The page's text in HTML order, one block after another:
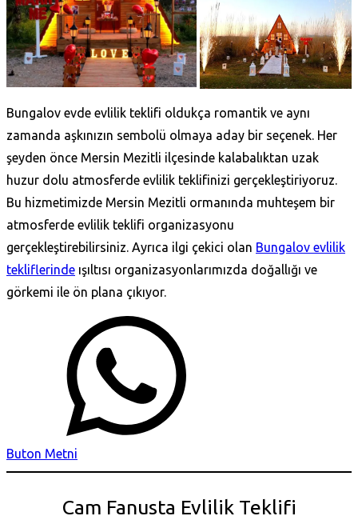
Bungalov evde evlilik teklifi oldukça romantik ve aynı
zamanda aşkınızın sembolü olmaya aday bir seçenek. Her
şeyden önce Mersin Mezitli ilçesinde kalabalıktan uzak
huzur dolu atmosferde evlilik teklifinizi gerçekleştiriyoruz.
Bu hizmetimizde Mersin Mezitli ormanında muhteşem bir
atmosferde evlilik teklifi organizasyonu
gerçekleştirebilirsiniz. Ayrıca ilgi çekici olan Bungalov evlilik
tekliflerinde ışıltısı organizasyonlarımızda doğallığı ve
görkemi ile ön plana çıkıyor.
Buton Metni
Cam Fanusta Evlilik Teklifi